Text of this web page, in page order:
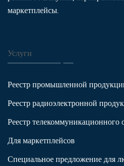
маркетплейсы.
Услуги
Реестр промышленной
Реестр радиоэлектронной
Реестр
Для маркетплейсов
Специальное предложение для